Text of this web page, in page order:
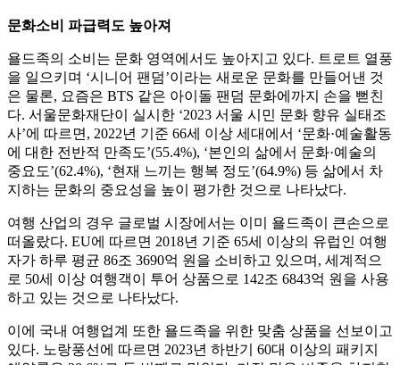
문화소비 파급력도 높아져
욜드족의 소비는 문화 영역에서도 높아지고 있다. 트로트 열풍
을 일으키며 ‘시니어 팬덤’이라는 새로운 문화를 만들어낸 것
은 물론, 요즘은 BTS 같은 아이돌 팬덤 문화에까지 손을 뻗친
다. 서울문화재단이 실시한 ‘2023 서울 시민 문화 향유 실태조
사’에 따르면, 2022년 기준 66세 이상 세대에서 ‘문화·예술활동
에 대한 전반적 만족도’(55.4%), ‘본인의 삶에서 문화·예술의
중요도’(62.4%), ‘현재 느끼는 행복 정도’(64.9%) 등 삶에서 차
지하는 문화의 중요성을 높이 평가한 것으로 나타났다.
여행 산업의 경우 글로벌 시장에서는 이미 욜드족이 큰손으로
떠올랐다. EU에 따르면 2018년 기준 65세 이상의 유럽인 여행
자가 하루 평균 86조 3690억 원을 소비하고 있으며, 세계적으
로 50세 이상 여행객이 투어 상품으로 142조 6843억 원을 사용
하고 있는 것으로 나타났다.
이에 국내 여행업계 또한 욜드족을 위한 맞춤 상품을 선보이고
있다. 노랑풍선에 따르면 2023년 하반기 60대 이상의 패키지